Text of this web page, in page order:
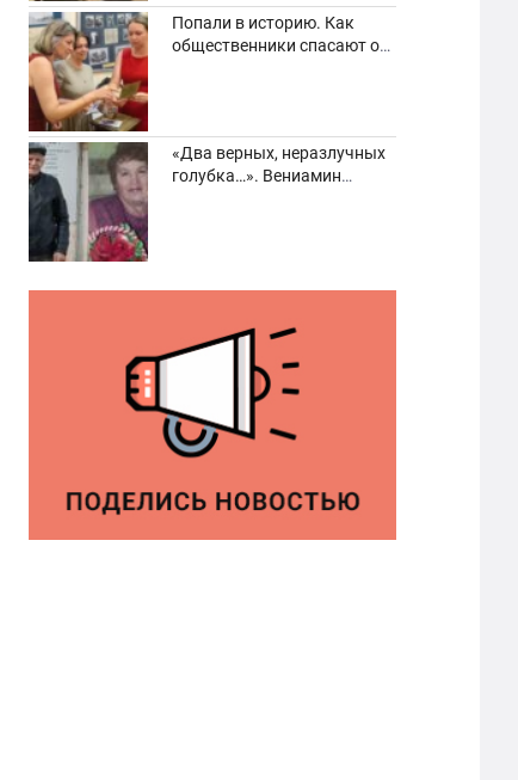
Попали в историю. Как
общественники спасают от
«Два верных, неразлучных
голубка…». Вениамин